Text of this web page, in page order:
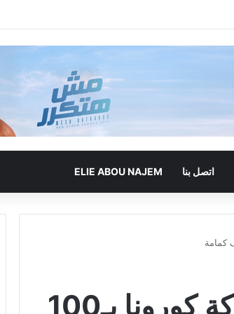
اتصل بنا ELIE ABOU NAJEM
مادونا تدعم سجناء في معركة كورونا بـ100